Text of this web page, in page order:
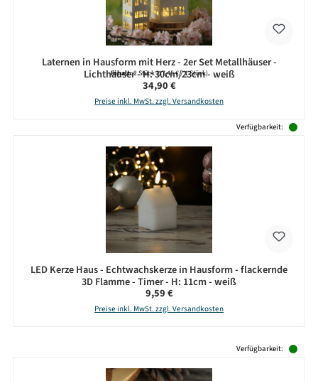
Laternen in Hausform mit Herz - 2er Set Metallhäuser -
Lichthäuser - H: 30cm/23cm - weiß
Inhalt:2 Stück(17,45 € / 1 Stück)
Regulärer Preis:
34,90 €
Preise inkl. MwSt. zzgl. Versandkosten
Verfügbarkeit:
LED Kerze Haus - Echtwachskerze in Hausform - flackernde
3D Flamme - Timer - H: 11cm - weiß
Regulärer Preis:
9,59 €
Preise inkl. MwSt. zzgl. Versandkosten
Verfügbarkeit: